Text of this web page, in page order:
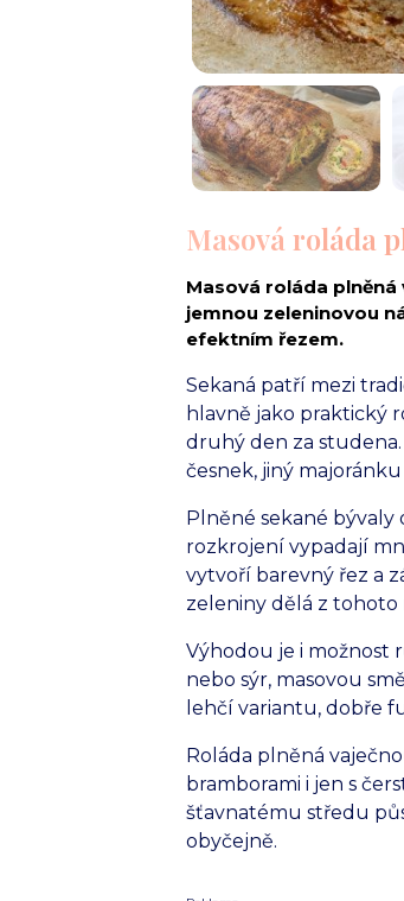
Masová roláda
Masová roláda
jemnou zeleninovou
efektním řezem.
Sekaná patří mezi
hlavně jako praktický
druhý den za
česnek, jiný
Plněné sekané
rozkrojení vypadají
vytvoří barevný řez a
zeleniny dělá z tohoto
Výhodou je i možnost
nebo sýr, masovou
lehčí variantu, dobře
Roláda plněná
bramborami i jen s
šťavnatému středu
obyčejně.